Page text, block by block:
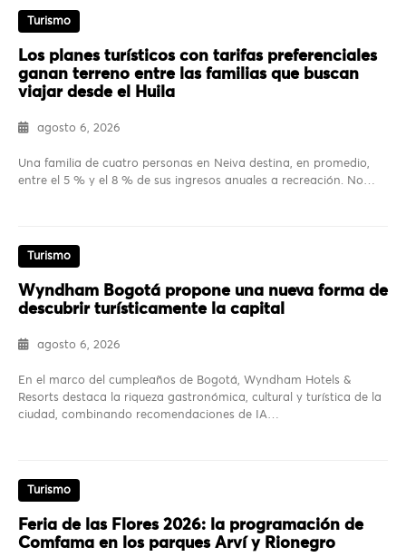
Turismo
Los planes turísticos con tarifas preferenciales
ganan terreno entre las familias que buscan
viajar desde el Huila
agosto 6, 2026
Una familia de cuatro personas en Neiva destina, en promedio,
entre el 5 % y el 8 % de sus ingresos anuales a recreación. No…
Turismo
Wyndham Bogotá propone una nueva forma de
descubrir turísticamente la capital
agosto 6, 2026
En el marco del cumpleaños de Bogotá, Wyndham Hotels &
Resorts destaca la riqueza gastronómica, cultural y turística de la
ciudad, combinando recomendaciones de IA…
Turismo
Feria de las Flores 2026: la programación de
Comfama en los parques Arví y Rionegro